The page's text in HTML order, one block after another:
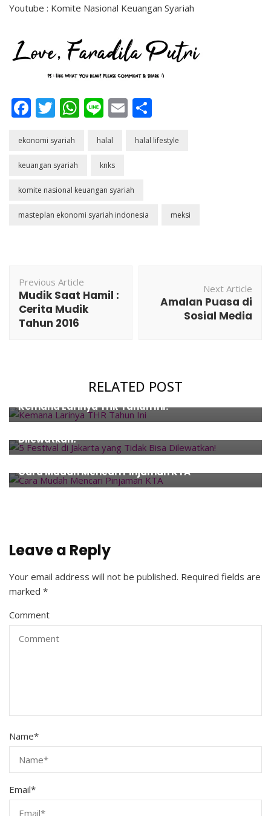
Youtube : Komite Nasional Keuangan Syariah
Facebook
Twitter
WhatsApp
LineEmail
ekonomi syariah halal halal lifestyle
keuangan syariah knks
komite nasional keuangan syariah
masteplan ekonomi syariah indonesia meksi
Navigation
Previous Article
Mudik Saat Hamil :
Cerita Mudik
Tahun 2016
Next Article
Amalan Puasa di
Sosial Media
RELATED POST
,Tips
Kemana Larinya THR Tahun Ini?
Event,Fashion,Music ,Places,Travel
Dilewatkan!
Cara Mudah Mencari Pinjaman KTA
Leave a Reply
Your email address will not be published. Required fields are
marked *
Comment
Name*
Email*